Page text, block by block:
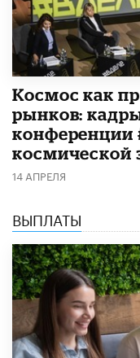
Космос как
рынков:
конференции
космической
14 АПРЕЛЯ
ВЫПЛАТЫ